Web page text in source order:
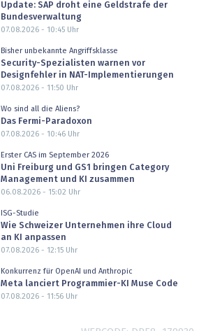
Update: SAP droht eine Geldstrafe der
Bundesverwaltung
07.08.2026 - 10:45Uhr
Bisher unbekannte Angriffsklasse
Security-Spezialisten warnen vor
Designfehler in NAT-Implementierungen
07.08.2026 - 11:50 Uhr
Wo sind all die Aliens?
Das Fermi-Paradoxon
07.08.2026 - 10:46Uhr
Erster CAS im September 2026
Uni Freiburg und GS1 bringen Category
Management und KI zusammen
06.08.2026 - 15:02 Uhr
ISG-Studie
Wie Schweizer Unternehmen ihre Cloud
an KI anpassen
07.08.2026 - 12:15Uhr
Konkurrenz für OpenAI und Anthropic
Meta lanciert Programmier-KI Muse Code
07.08.2026 - 11:56Uhr